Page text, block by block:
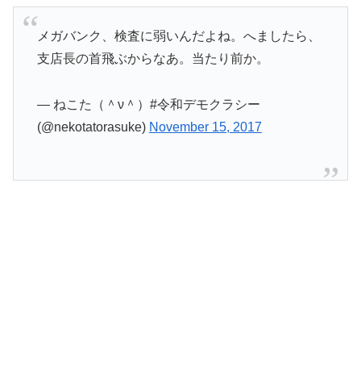
メガバンク、検査に弱いんだよね。へましたら、
支店長の首飛ぶからなあ。当たり前か。
— ねこた（＾ν＾）#令和デモクラシー
(@nekotatorasuke) November 15, 2017